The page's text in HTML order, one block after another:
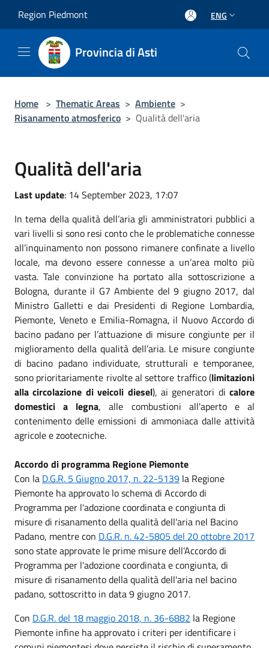
Region Piedmont ENG
Provincia di Asti
Home > Thematic Areas > Ambiente >
Risanamento atmosferico > Qualità dell'aria
Qualità dell'aria
Last update: 14 September 2023, 17:07
In tema della qualità dell’aria gli amministratori pubblici a
vari livelli si sono resi conto che le problematiche connesse
all’inquinamento non possono rimanere confinate a livello
locale, ma devono essere connesse a un’area molto più
vasta. Tale convinzione ha portato alla sottoscrizione a
Bologna, durante il G7 Ambiente del 9 giugno 2017, dal
Ministro Galletti e dai Presidenti di Regione Lombardia,
Piemonte, Veneto e Emilia-Romagna, il Nuovo Accordo di
bacino padano per l’attuazione di misure congiunte per il
miglioramento della qualità dell’aria. Le misure congiunte
di bacino padano individuate, strutturali e temporanee,
sono prioritariamente rivolte al settore traffico (limitazioni
alla circolazione di veicoli diesel), ai generatori di calore
domestici a legna, alle combustioni all'aperto e al
contenimento delle emissioni di ammoniaca dalle attività
agricole e zootecniche.
Accordo di programma Regione Piemonte
Con la D.G.R. 5 Giugno 2017, n. 22-5139 la Regione
Piemonte ha approvato lo schema di Accordo di
Programma per l'adozione coordinata e congiunta di
misure di risanamento della qualità dell'aria nel Bacino
Padano, mentre con D.G.R. n. 42-5805 del 20 ottobre 2017
sono state approvate le prime misure dell’Accordo di
Programma per l'adozione coordinata e congiunta, di
misure di risanamento della qualità dell'aria nel bacino
padano, sottoscritto in data 9 giugno 2017.
Con D.G.R. del 18 maggio 2018, n. 36-6882 la Regione
Piemonte infine ha approvato i criteri per identificare i